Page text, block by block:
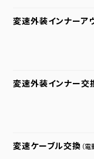
変速外装インナーア
変速外装インナー交
変速ケーブル交換 （